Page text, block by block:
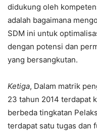
didukung oleh
adalah bagaimana
SDM ini untuk
dengan potensi dan
yang bersangkutan.
Ketiga, Dalam matrik
23 tahun 2014 terdapat
berbeda tingkatan
terdapat satu tugas dan